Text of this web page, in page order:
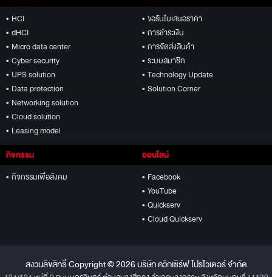
• HCI
• dHCI
• Micro data center
• Cyber security
• UPS solution
• Data protection
• Networking solution
• Cloud solution
• Leasing model
• ขอรับใบเสนอราคา
• การชำระเงิน
• การจัดส่งสินค้า
• ระบบสมาชิก
• Technology Update
• Solution Corner
กิจกรรม
• กิจกรรมเพื่อสังคม
ออนไลน์
• Facebook
• YouTube
• Quickserv
• Cloud Quickserv
สงวนลิขสิทธิ์ Copyright © 2026 บริษัท ควิกเซิร์ฟ โปรไวเดอร์ จำกัด